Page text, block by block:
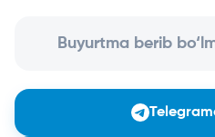
Buyurtma berib